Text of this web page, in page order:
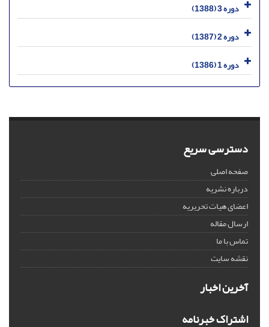
دوره 3 (1388)
دوره 2 (1387)
دوره 1 (1386)
دسترسی سریع
صفحه اصلی
درباره نشریه
اعضای هیات تحریریه
ارسال مقاله
تماس با ما
نقشه سایت
آخرین اخبار
اشتراک خبرنامه